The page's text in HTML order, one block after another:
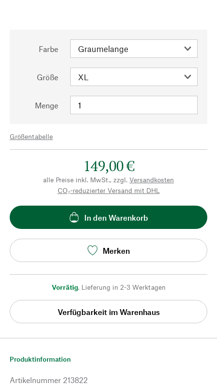
Farbe
Größe
Menge
Größentabelle
149,00 €
alle Preise inkl. MwSt., zzgl. Versandkosten
CO₂-reduzierter Versand mit DHL
In den Warenkorb
Merken
Vorrätig, Lieferung in 2-3 Werktagen
Verfügbarkeit im Warenhaus
Produktinformation
Artikelnummer 213822